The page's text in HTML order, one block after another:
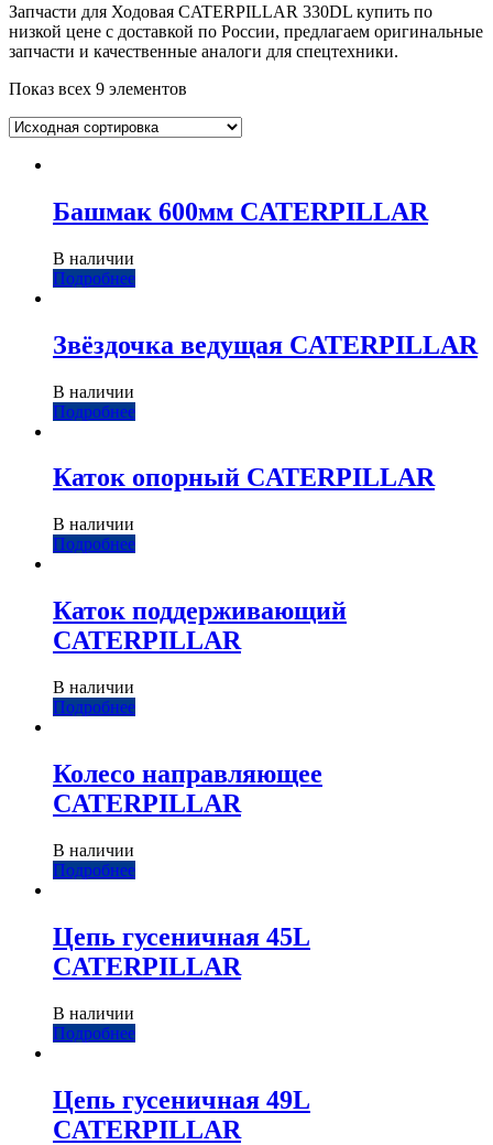
Запчасти для Ходовая CATERPILLAR 330DL купить по
низкой цене с доставкой по России, предлагаем оригинальные
запчасти и качественные аналоги для спецтехники.
Показ всех 9 элементов
Башмак 600мм CATERPILLAR
В наличии
Подробнее
Звёздочка ведущая CATERPILLAR
В наличии
Подробнее
Каток опорный CATERPILLAR
В наличии
Подробнее
Каток поддерживающий
CATERPILLAR
В наличии
Подробнее
Колесо направляющее
CATERPILLAR
В наличии
Подробнее
Цепь гусеничная 45L
CATERPILLAR
В наличии
Подробнее
Цепь гусеничная 49L
CATERPILLAR